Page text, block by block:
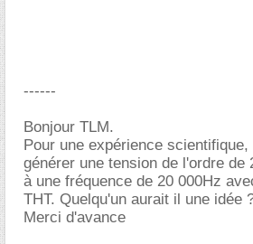
------
Bonjour TLM.
Pour une expérience
générer une tension de l'ordre de
à une fréquence de 20 000Hz
THT. Quelqu'un aurait il une idée
Merci d'avance